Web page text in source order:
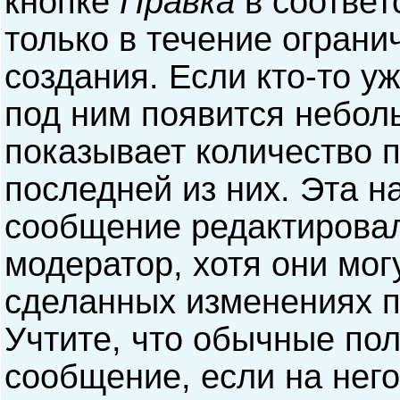
только в течение
создания. Если кто-то
под ним появится
показывает количество
последней из них. Эта
сообщение
модератор, хотя они
сделанных изменениях
Учтите, что обычные
сообщение, если на